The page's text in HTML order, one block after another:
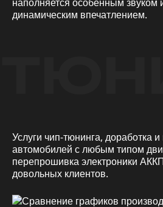
динамическим впечатлением.
Услуги чип-тюнинга, доработка и
автомобилей с любым типом
перепрошивка электроники
довольных клиентов.